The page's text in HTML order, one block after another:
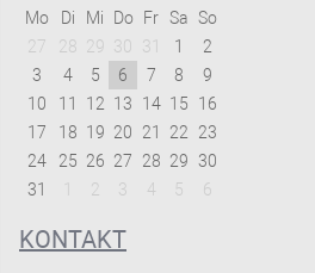
Mo
Di Mi Do Fr Sa So
27
28 29 30 31 1
2
3
4 5 6 7 8
9
10
11 12 13 14 15
16
17
18 19 20 21 22
23
24
25 26 27 28 29 30
31
2 3 4 5 6
KONTAKT